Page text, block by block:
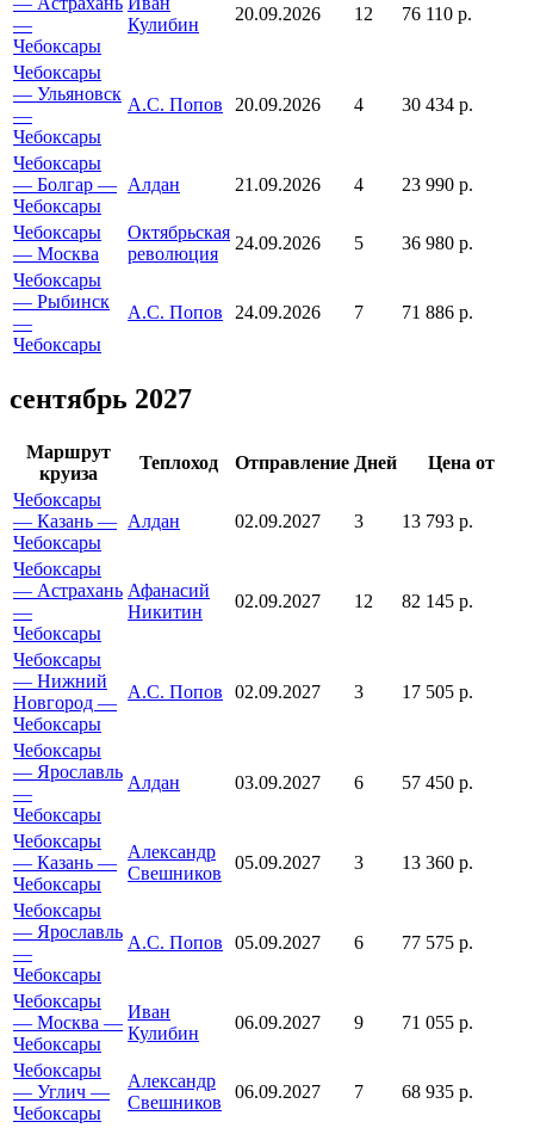
—
Чебоксары
Кулибин
20.09.2026 12 76 110 р.
Чебоксары
— Ульяновск
—
Чебоксары
А.С. Попов 20.09.2026 4 30 434 р.
Чебоксары
— Болгар —
Чебоксары
Алдан 21.09.2026 4 23 990 р.
Чебоксары
— Москва
Октябрьская
революция
24.09.2026 5
36 980 р.
Чебоксары
— Рыбинск
—
Чебоксары
А.С. Попов 24.09.2026 7 71 886 р.
сентябрь 2027
Маршрут
круиза
Теплоход Отправление Дней
Цена от
Чебоксары
— Казань —
Чебоксары
Алдан 02.09.2027 3 13 793 р.
Чебоксары
— Астрахань
—
Чебоксары
Афанасий
Никитин
02.09.2027 12 82 145 р.
Чебоксары
— Нижний
Новгород —
Чебоксары
А.С. Попов 02.09.2027 3 17 505 р.
Чебоксары
— Ярославль
—
Чебоксары
Алдан 03.09.2027 6 57 450 р.
Чебоксары
— Казань —
Чебоксары
Александр
Свешников
05.09.2027 3 13 360 р.
Чебоксары
— Ярославль
—
Чебоксары
А.С. Попов 05.09.2027 6 77 575 р.
Чебоксары
— Москва —
Чебоксары
Иван
Кулибин
06.09.2027 9 71 055 р.
Чебоксары
— Углич —
Чебоксары
Александр
Свешников
06.09.2027 7 68 935 р.